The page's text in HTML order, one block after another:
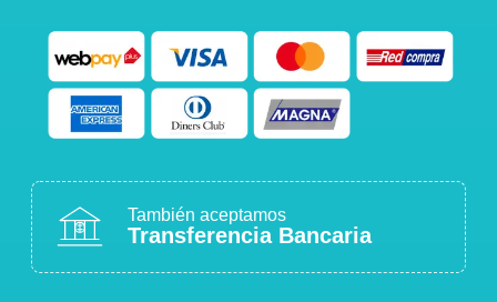
También aceptamos
Transferencia Bancaria